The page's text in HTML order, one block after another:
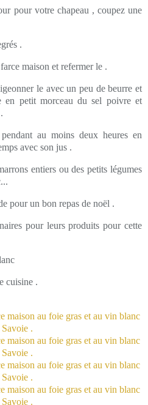
pour votre chapeau , coupez une
.
maison et refermer le .
le avec un peu de beurre et
en petit morceau du sel poivre et
au moins deux heures en
avec son jus .
entiers ou des petits légumes
pour un bon repas de noël .
pour leurs produits pour cette
cuisine .